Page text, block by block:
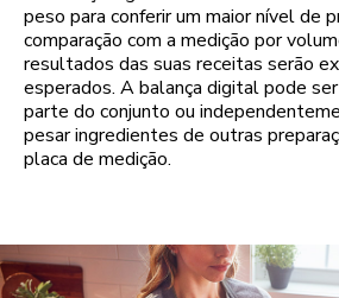
peso para conferir um maior nível de
comparação com a medição por
resultados das suas receitas serão
esperados. A balança digital pode
parte do conjunto ou
pesar ingredientes de outras
placa de medição.